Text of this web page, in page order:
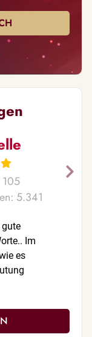
105
5.341
gute
Im
es